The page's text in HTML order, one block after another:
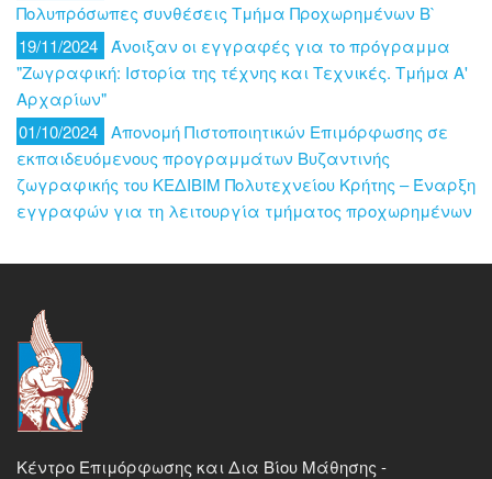
Πολυπρόσωπες συνθέσεις Τμήμα Προχωρημένων Β`
19/11/2024 Άνοιξαν οι εγγραφές για το πρόγραμμα
"Ζωγραφική: Ιστορία της τέχνης και Τεχνικές. Τμήμα Α'
Αρχαρίων"
01/10/2024 Απονομή Πιστοποιητικών Επιμόρφωσης σε
εκπαιδευόμενους προγραμμάτων Βυζαντινής
ζωγραφικής του ΚΕΔΙΒΙΜ Πολυτεχνείου Κρήτης – Έναρξη
εγγραφών για τη λειτουργία τμήματος προχωρημένων
Κέντρο Επιμόρφωσης και Δια Βίου Μάθησης -